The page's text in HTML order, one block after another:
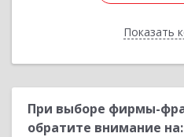
Показать
При выборе фирмы-
обратите внимание на: